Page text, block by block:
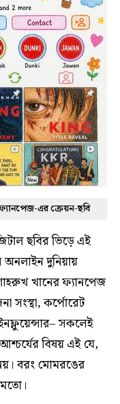
এর ক্রেয়ন-ছবি
ছবির ভিড়ে এই
দুনিয়ায়
খানের ফ্যানপেজ
সংস্থা, কর্পোরেট
সকলেই
বিষয় এই যে,
বরং মোমরঙের